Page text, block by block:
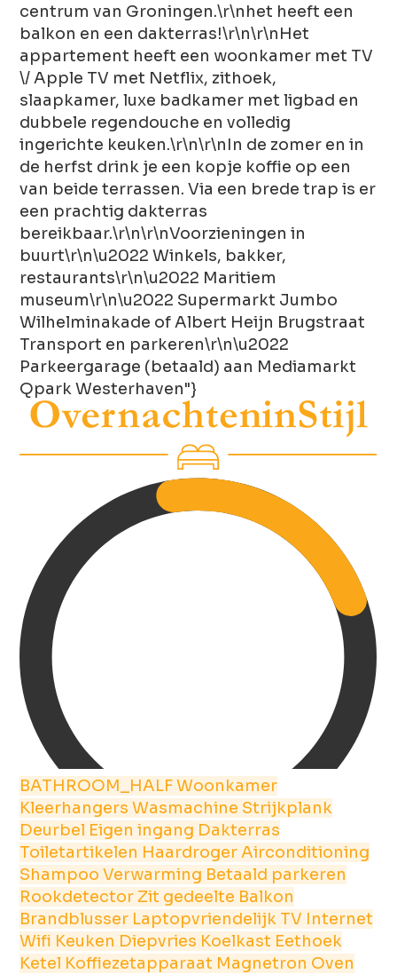
centrum van Groningen.\r\nhet heeft een
balkon en een dakterras!\r\n\r\nHet
appartement heeft een woonkamer met TV
\/ Apple TV met Netflix, zithoek,
slaapkamer, luxe badkamer met ligbad en
dubbele regendouche en volledig
ingerichte keuken.\r\n\r\nIn de zomer en in
de herfst drink je een kopje koffie op een
van beide terrassen. Via een brede trap is er
een prachtig dakterras
bereikbaar.\r\n\r\nVoorzieningen in
buurt\r\n\u2022 Winkels, bakker,
restaurants\r\n\u2022 Maritiem
museum\r\n\u2022 Supermarkt Jumbo
Wilhelminakade of Albert Heijn Brugstraat
Transport en parkeren\r\n\u2022
Parkeergarage (betaald) aan Mediamarkt
Qpark Westerhaven"}
BATHROOM_HALFWoonkamer
KleerhangersWasmachine Strijkplank
Deurbel Eigen ingang Dakterras
Toiletartikelen HaardrogerAirconditioning
ShampooVerwarming Betaald parkeren
Rookdetector Zit gedeelte Balkon
Brandblusser Laptopvriendelijk TV Internet
Wifi Keuken Diepvries Koelkast Eethoek
Ketel Koffiezetapparaat Magnetron Oven